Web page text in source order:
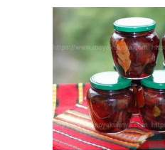
Слив на зиму